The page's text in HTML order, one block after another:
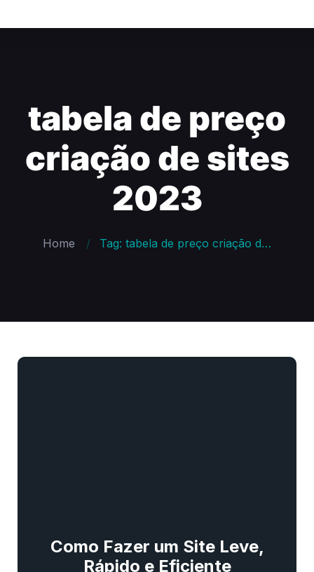
tabela de preço
criação de sites
2023
Home Tag: tabela de preço criação de sites 2023
Como Fazer um Site Leve,
Rápido e Eficiente